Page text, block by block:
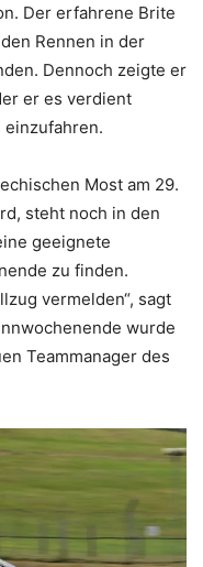
Der erfahrene Brite
Rennen in der
Dennoch zeigte er
er es verdient
Most am 29.
steht noch in den
geeignete
zu finden.
vermelden“, sagt
wurde
Teammanager des